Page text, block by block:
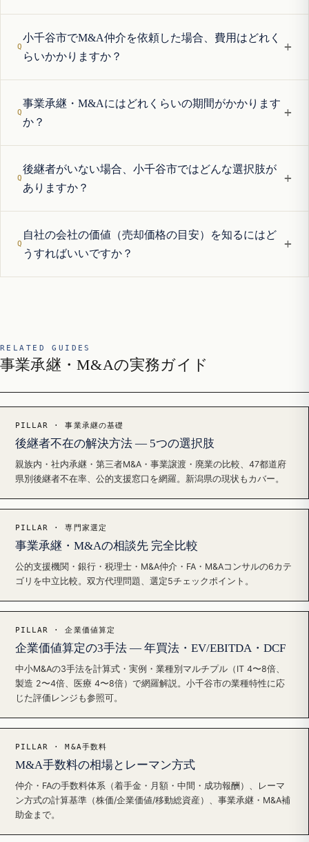
小千谷市でM&A仲介を依頼した場合、費用はどれく
らいかかりますか？
+
事業承継・M&Aにはどれくらいの期間がかかります
か？
+
後継者がいない場合、小千谷市ではどんな選択肢が
ありますか？
+
自社の会社の価値（売却価格の目安）を知るにはど
うすればいいですか？
+
RELATED GUIDES
事業承継・M&Aの実務ガイド
PILLAR · 事業承継の基礎
後継者不在の解決方法 — 5つの選択肢
親族内・社内承継・第三者M&A・事業譲渡・廃業の比較、47都道府
県別後継者不在率、公的支援窓口を網羅。新潟県の現状もカバー。
PILLAR · 専門家選定
事業承継・M&Aの相談先 完全比較
公的支援機関・銀行・税理士・M&A仲介・FA・M&Aコンサルの6カテ
ゴリを中立比較。双方代理問題、選定5チェックポイント。
PILLAR · 企業価値算定
企業価値算定の3手法 — 年買法・EV/EBITDA・DCF
中小M&Aの3手法を計算式・実例・業種別マルチプル（IT 4〜8倍、
製造 2〜4倍、医療 4〜8倍）で網羅解説。小千谷市の業種特性に応
じた評価レンジも参照可。
PILLAR · M&A手数料
M&A手数料の相場とレーマン方式
仲介・FAの手数料体系（着手金・月額・中間・成功報酬）、レーマ
ン方式の計算基準（株価/企業価値/移動総資産）、事業承継・M&A補
助金まで。